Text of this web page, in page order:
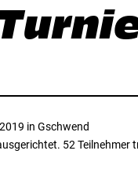
in Gschwend
52